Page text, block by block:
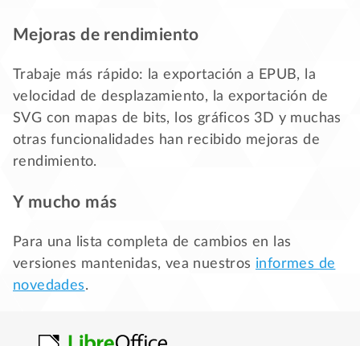
Mejoras de rendimiento
Trabaje más rápido: la exportación a EPUB, la
velocidad de desplazamiento, la exportación de
SVG con mapas de bits, los gráficos 3D y muchas
otras funcionalidades han recibido mejoras de
rendimiento.
Y mucho más
Para una lista completa de cambios en las
versiones mantenidas, vea nuestros informes de
novedades.